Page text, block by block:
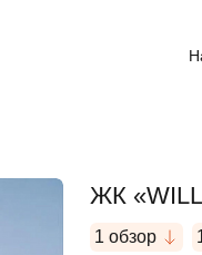
ЖК
1 обзор